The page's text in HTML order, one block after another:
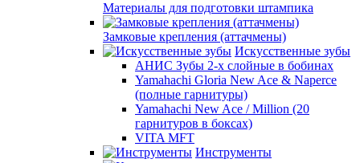
Материалы для подготовки штампика
Замковые крепления (аттачмены)
Искусственные зубы
АНИС Зубы 2-х слойные в бобинах
Yamahachi Gloria New Ace & Naperce
(полные гарнитуры)
Yamahachi New Ace / Million (20
гарнитуров в боксах)
VITA MFT
Инструменты